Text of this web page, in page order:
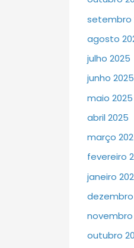
setembro
agosto
julho 2025
junho 2025
maio 2025
abril 2025
março
fevereiro
janeiro
dezembro
novembro
outubro